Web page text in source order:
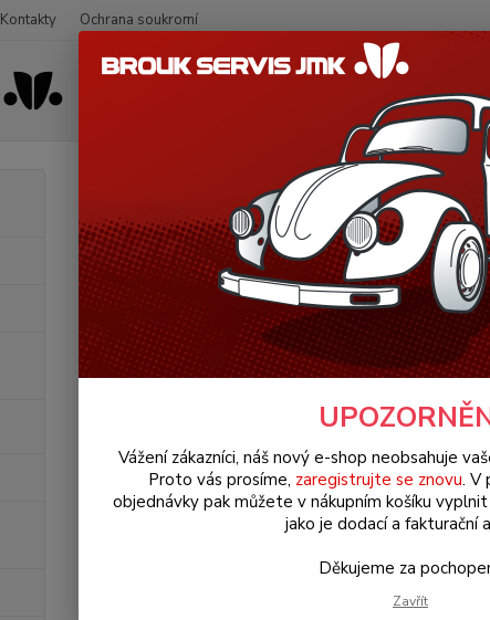
Kontakty Ochrana soukromí
Hledat
VW Brouk Typ 1 (1938 » 03) Šasi (Chassis)
Těsnění převodky řízení
Vážení zákazníci, náš nový e-shop neobsahuje
Proto vás prosíme, zaregistrujte se znovu. V
objednávky pak můžete v nákupním košíku
jako je dodací a fakturační
Děkujeme za
Zavřít